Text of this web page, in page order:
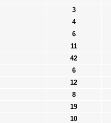
3
4
6
11
42
6
12
8
19
10